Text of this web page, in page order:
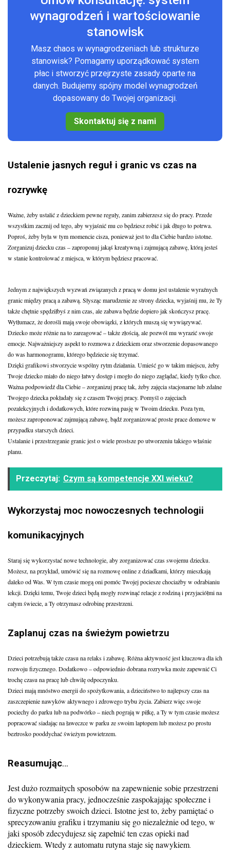
wynagrodzeń i wartościowanie
stanowisk
Masz chaos w wynagrodzeniach lub strukturze
stanowisk? Pomagamy uporządkować system
płac i stworzyć przejrzyste zasady oparte na
danych. Budujemy spójny model wynagrodzeń
dopasowany do Twojej organizacji.
Skontaktuj się z nami
Ustalenie jasnych reguł i granic vs czas na
rozrywkę
Ważne, żeby ustalić z dzieckiem pewne reguły, zanim zabierzesz się do pracy. Przede
wszystkim zacznij od tego, aby wyjaśnić mu co będziesz robić i jak długo to potrwa.
Poproś, żeby była w tym momencie cisza, ponieważ jest to dla Ciebie bardzo istotne.
Zorganizuj dziecku czas – zaproponuj jakąś kreatywną i zajmującą zabawę, którą jesteś
w stanie kontrolować z miejsca, w którym będziesz pracować.
Jednym z największych wyzwań związanych z pracą w domu jest ustalenie wyraźnych
granic między pracą a zabawą. Słysząc marudzenie ze strony dziecka, wyjaśnij mu, że Ty
także chętnie spędziłbyś z nim czas, ale zabawa będzie dopiero jak skończysz pracę.
Wytłumacz, że dorośli mają swoje obowiązki, z których muszą się wywiązywać.
Dziecko może różnie na to zareagować – także złością, ale pozwól mu wyrazić swoje
emocje. Najważniejszy aspekt to rozmowa z dzieckiem oraz stworzenie dopasowanego
do was harmonogramu, którego będziecie się trzymać.
Dzięki grafikowi stworzycie wspólny rytm działania. Umieść go w takim miejscu, żeby
Twoje dziecko miało do niego łatwy dostęp i mogło do niego zaglądać, kiedy tylko chce.
Ważna podpowiedź dla Ciebie – zorganizuj pracę tak, żeby zajęcia stacjonarne lub zdalne
Twojego dziecka pokładały się z czasem Twojej pracy. Pomyśl o zajęciach
pozalekcyjnych i dodatkowych, które rozwiną pasję w Twoim dziecku. Poza tym,
możesz zaproponować zajmującą zabawę, bądź zorganizować proste prace domowe w
przypadku starszych dzieci.
Ustalanie i przestrzeganie granic jest o wiele prostsze po utworzeniu takiego właśnie
planu.
Przeczytaj: Czym są kompetencje XXI wieku?
Wykorzystaj moc nowoczesnych technologii
komunikacyjnych
Staraj się wykorzystać nowe technologie, aby zorganizować czas swojemu dziecku.
Możesz, na przykład, umówić się na rozmowę online z dziadkami, którzy mieszkają
daleko od Was. W tym czasie mogą oni pomóc Twojej pociesze chociażby w odrabianiu
lekcji. Dzięki temu, Twoje dzieci będą mogły rozwinąć relacje z rodziną i przyjaciółmi na
całym świecie, a Ty otrzymasz odrobinę przestrzeni.
Zaplanuj czas na świeżym powietrzu
Dzieci potrzebują także czasu na relaks i zabawę. Różna aktywność jest kluczowa dla ich
rozwoju fizycznego. Dodatkowo – odpowiednio dobrana rozrywka może zapewnić Ci
trochę czasu na pracę lub chwilę odpoczynku.
Dzieci mają mnóstwo energii do spożytkowania, a dzieciństwo to najlepszy czas na
zaszczepienie nawyków aktywnego i zdrowego trybu życia. Zabierz więc swoje
pociechy do parku lub na podwórko – niech pograją w piłkę, a Ty w tym czasie możesz
popracować siadając na ławeczce w parku ze swoim laptopem lub możesz po prostu
beztrosko pooddychać świeżym powietrzem.
Reasumując…
Jest dużo rozmaitych sposobów na zapewnienie sobie przestrzeni
do wykonywania pracy, jednocześnie zaspokajając społeczne i
fizyczne potrzeby swoich dzieci. Istotne jest to, żeby pamiętać o
sprecyzowaniu grafiku i trzymaniu się go niezależnie od tego, w
jaki sposób zdecydujesz się zapełnić ten czas opieki nad
dzieckiem. Wtedy z automatu rutyna staje się nawykiem.